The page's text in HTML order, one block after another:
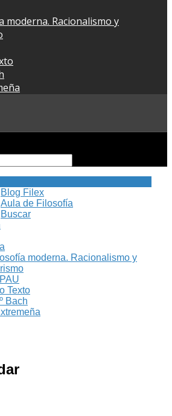
moderna. Racionalismo y
Blog Filex
Aula de Filosofía
moderna. Racionalismo y
Texto
Bach
Buscar